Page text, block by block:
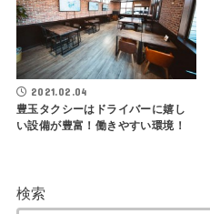
2021.02.04
豊玉タクシーはドライバーに嬉し
い設備が豊富！働きやすい環境！
検索